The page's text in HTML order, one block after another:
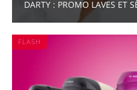
DARTY : PROMO LAVES ET
FLASH